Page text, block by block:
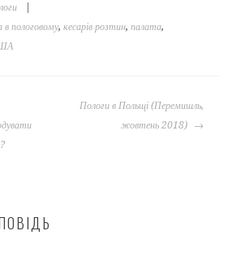
в пологовому,кесарів розтин,палата,
Пологи в Польщі (Перемишль,
жовтень 2018)